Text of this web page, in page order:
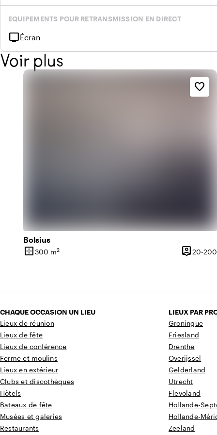
EQUIPEMENTS POUR RETRANSMISSION EN DIRECT
tvÉcran
Voir plus
Bolsius
border_outer
Superficie
300 m2 person_pin
Capacité
20-200
favorite_border
CHAQUE OCCASION UN LIEU
Lieux de réunion
Lieux de fête
Lieux de conférence
Ferme et moulins
Lieux en extérieur
Clubs et discothèques
Hôtels
Bateaux de fête
Musées et galeries
Restaurants
LIEUX PAR
Groningue
Friesland
Drenthe
Overijssel
Gelderland
Utrecht
Flevoland
Hollande-
Hollande-
Zeeland